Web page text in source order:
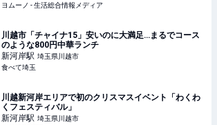
ヨムーノ - 生活総合情報メディア
川越市「チャイナ15」安いのに大満足…まるでコース
のような800円中華ランチ
新河岸駅 埼玉県川越市
食べて埼玉
川越新河岸エリアで初のクリスマスイベント「わくわ
くフェスティバル」
新河岸駅 埼玉県川越市